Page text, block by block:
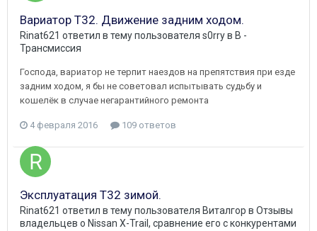
Вариатор Т32. Движение задним ходом.
Rinat621 ответил в тему пользователя s0rryв B -
Трансмиссия
Господа, вариатор не терпит наездов на препятствия при езде
задним ходом, я бы не советовал испытывать судьбу и
кошелёк в случае негарантийного ремонта
4 февраля 2016 109 ответов
Эксплуатация T32 зимой.
Rinat621 ответил в тему пользователя Виталгор в Отзывы
владельцев о Nissan X-Trail, сравнение его с конкурентами